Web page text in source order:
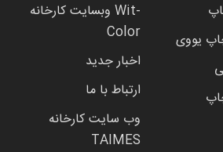
یووی
وبسایت کارخانه Wit-
Color
اخبار جدید
ارتباط با ما
وب سایت کارخانه
TAIMES